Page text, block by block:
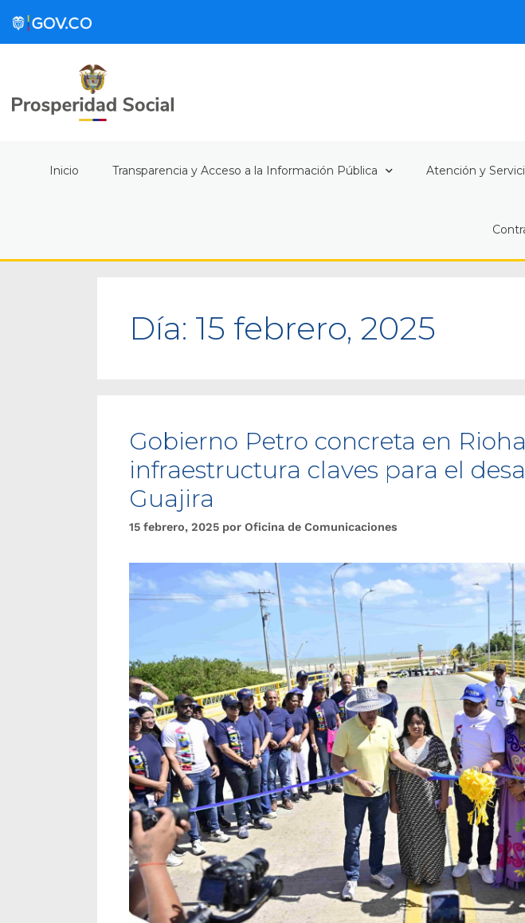
Inicio Transparencia y Acceso a la Información Pública Atención y
Día: 15 febrero, 2025
Gobierno Petro concreta en
infraestructura claves para el
Guajira
15 febrero, 2025 por Oficina de Comunicaciones